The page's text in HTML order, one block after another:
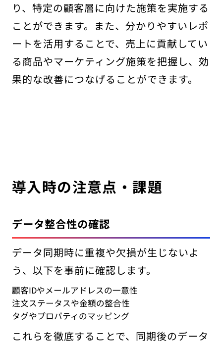
り、特定の顧客層に向けた施策を実施する
ことができます。また、分かりやすいレポ
ートを活用することで、売上に貢献してい
る商品やマーケティング施策を把握し、効
果的な改善につなげることができます。
導入時の注意点・課題
データ整合性の確認
データ同期時に重複や欠損が生じないよ
う、以下を事前に確認します。
顧客IDやメールアドレスの一意性
注文ステータスや金額の整合性
タグやプロパティのマッピング
これらを徹底することで、同期後のデータ